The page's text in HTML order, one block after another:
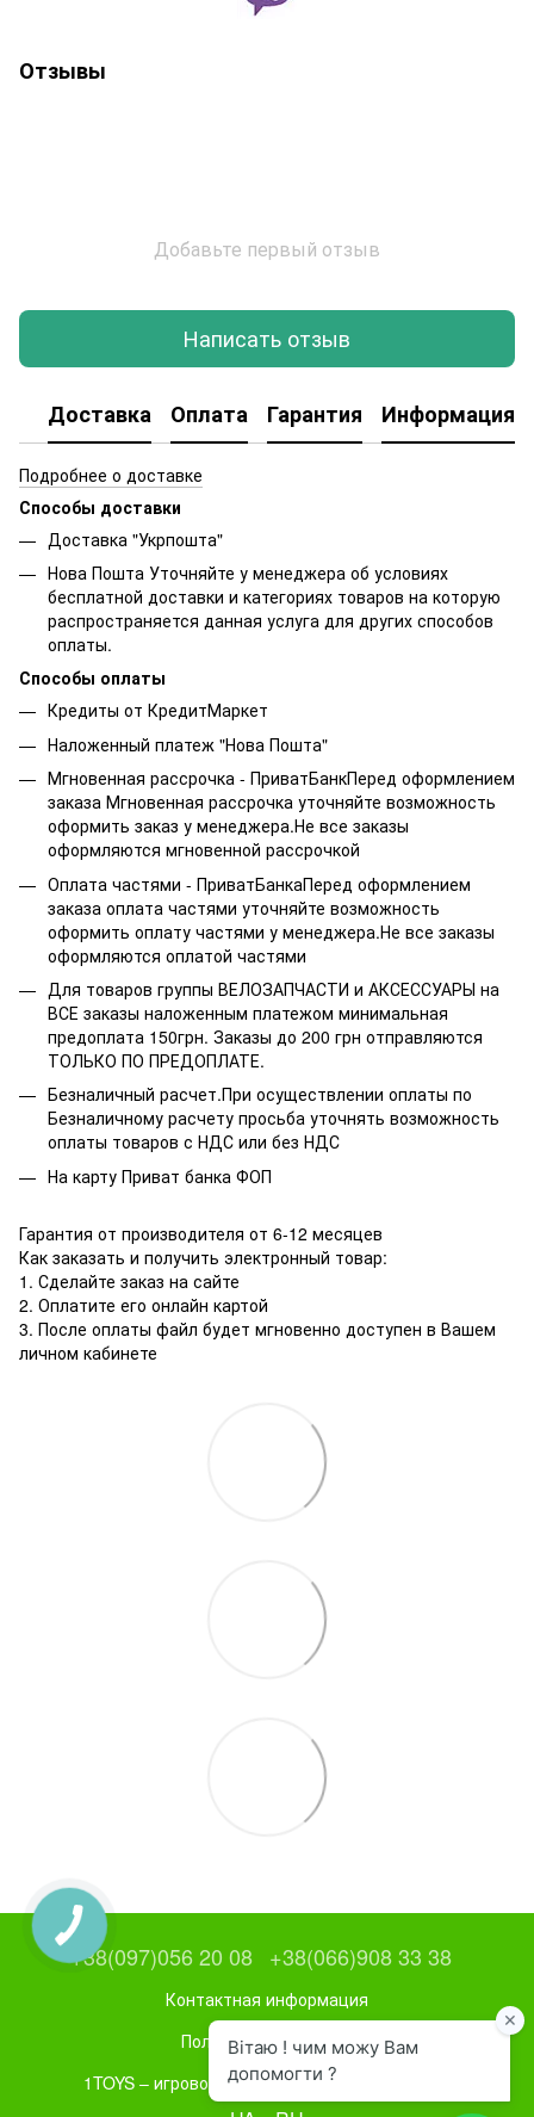
Отзывы
Добавьте первый отзыв
Написать отзыв
Доставка Оплата Гарантия Информация
Подробнее о доставке
Способы доставки
Доставка "Укрпошта"
Нова Пошта Уточняйте у менеджера об условиях
бесплатной доставки и категориях товаров на которую
распространяется данная услуга для других способов
оплаты.
Способы оплаты
Кредиты от КредитМаркет
Наложенный платеж "Нова Пошта"
Мгновенная рассрочка - ПриватБанкПеред оформлением
заказа Мгновенная рассрочка уточняйте возможность
оформить заказ у менеджера.Не все заказы
оформляются мгновенной рассрочкой
Оплата частями - ПриватБанкаПеред оформлением
заказа оплата частями уточняйте возможность
оформить оплату частями у менеджера.Не все заказы
оформляются оплатой частями
Для товаров группы ВЕЛОЗАПЧАСТИ и АКСЕССУАРЫ на
ВСЕ заказы наложенным платежом минимальная
предоплата 150грн. Заказы до 200 грн отправляются
ТОЛЬКО ПО ПРЕДОПЛАТЕ.
Безналичный расчет.При осуществлении оплаты по
Безналичному расчету просьба уточнять возможность
оплаты товаров с НДС или без НДС
На карту Приват банка ФОП
Гарантия от производителя от 6-12 месяцев
Как заказать и получить электронный товар:
1. Сделайте заказ на сайте
2. Оплатите его онлайн картой
3. После оплаты файл будет мгновенно доступен в Вашем
личном кабинете
+38(097)056 20 08 +38(066)908 33 38
Контактная информация
Полная версия сайта
1TOYS – игровое и спортивное оборудование